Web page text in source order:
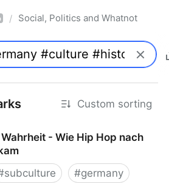
/ Social, Politics and Whatnot
Custom sorting
- Wie Hip Hop nach
subculture #germany